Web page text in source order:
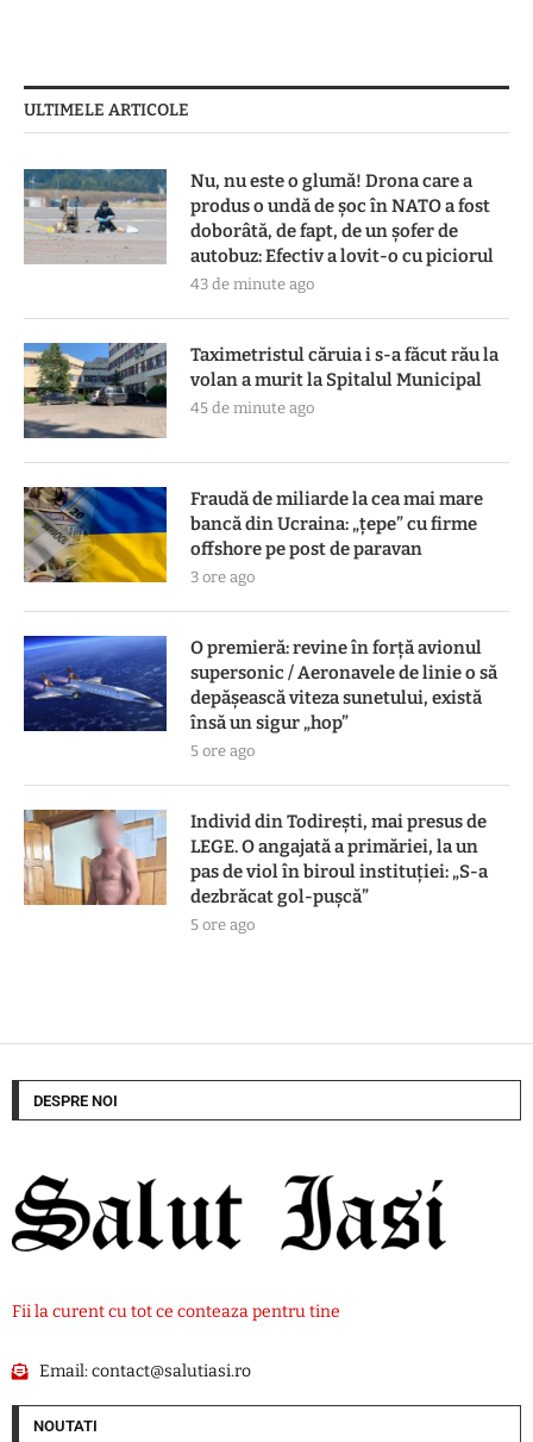
ULTIMELE ARTICOLE
Nu, nu este o glumă! Drona care a
produs o undă de șoc în NATO a fost
doborâtă, de fapt, de un șofer de
autobuz: Efectiv a lovit-o cu piciorul
43 de minute ago
Taximetristul căruia i s-a făcut rău la
volan a murit la Spitalul Municipal
45 de minute ago
Fraudă de miliarde la cea mai mare
bancă din Ucraina: „țepe” cu firme
offshore pe post de paravan
3 ore ago
O premieră: revine în forță avionul
supersonic / Aeronavele de linie o să
depășească viteza sunetului, există
însă un sigur „hop”
5 ore ago
Individ din Todirești, mai presus de
LEGE. O angajată a primăriei, la un
pas de viol în biroul instituției: „S-a
dezbrăcat gol-pușcă”
5 ore ago
DESPRE NOI
Fii la curent cu tot ce conteaza pentru tine
Email:contact@salutiasi.ro
NOUTATI